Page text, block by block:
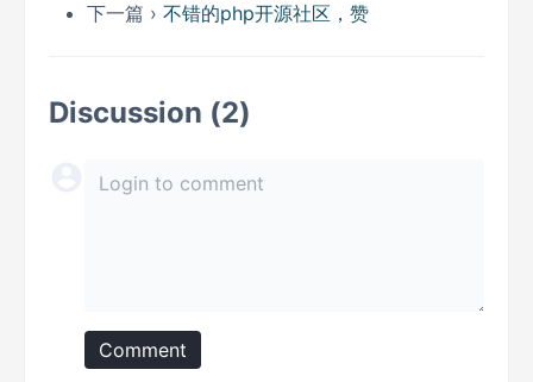
下一篇 › 不错的php开源社区，赞
Discussion (2)
Comment